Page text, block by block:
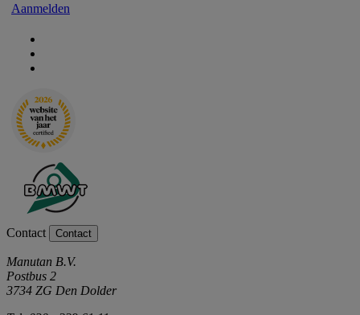
Aanmelden
Contact Contact
Manutan B.V.
Postbus 2
3734 ZG Den Dolder